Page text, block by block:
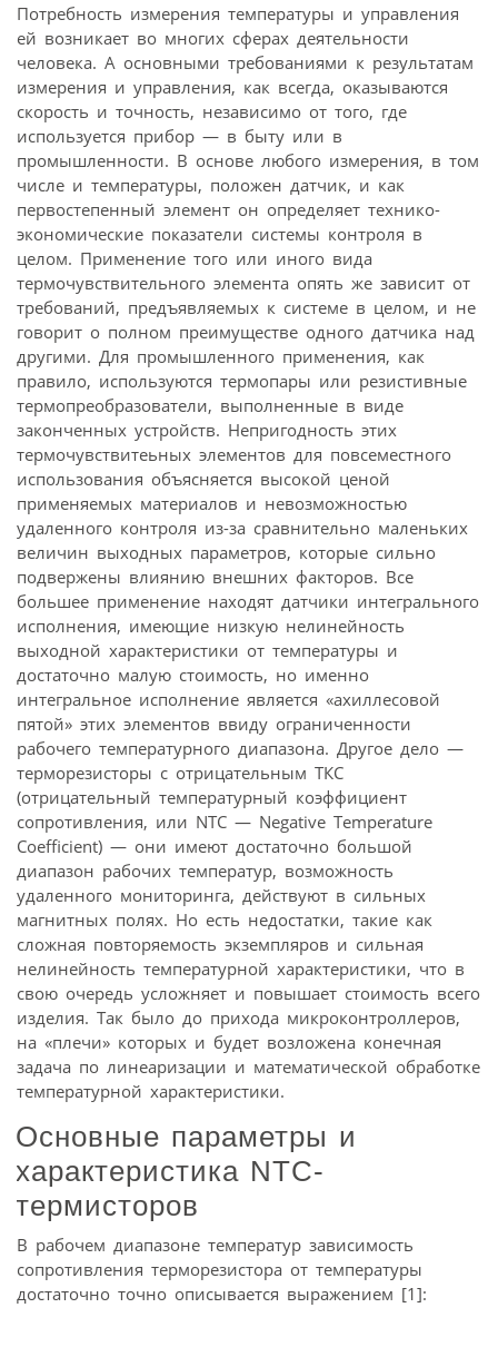
Потребность измерения температуры и управления
ей возникает во многих сферах деятельности
человека. А основными требованиями к результатам
измерения и управления, как всегда, оказываются
скорость и точность, независимо от того, где
используется прибор — в быту или в
промышленности. В основе любого измерения, в том
числе и температуры, положен датчик, и как
первостепенный элемент он определяет технико-
экономические показатели системы контроля в
целом. Применение того или иного вида
термочувствительного элемента опять же зависит от
требований, предъявляемых к системе в целом, и не
говорит о полном преимуществе одного датчика над
другими. Для промышленного применения, как
правило, используются термопары или резистивные
термопреобразователи, выполненные в виде
законченных устройств. Непригодность этих
термочувствитеьных элементов для повсеместного
использования объясняется высокой ценой
применяемых материалов и невозможностью
удаленного контроля из-за сравнительно маленьких
величин выходных параметров, которые сильно
подвержены влиянию внешних факторов. Все
большее применение находят датчики интегрального
исполнения, имеющие низкую нелинейность
выходной характеристики от температуры и
достаточно малую стоимость, но именно
интегральное исполнение является «ахиллесовой
пятой» этих элементов ввиду ограниченности
рабочего температурного диапазона. Другое дело —
терморезисторы с отрицательным ТКС
(отрицательный температурный коэффициент
сопротивления, или NTC — Negative Temperature
Coefficient) — они имеют достаточно большой
диапазон рабочих температур, возможность
удаленного мониторинга, действуют в сильных
магнитных полях. Но есть недостатки, такие как
сложная повторяемость экземпляров и сильная
нелинейность температурной характеристики, что в
свою очередь усложняет и повышает стоимость всего
изделия. Так было до прихода микроконтроллеров,
на «плечи» которых и будет возложена конечная
задача по линеаризации и математической обработке
температурной характеристики.
Основные параметры и
характеристика NTC-
термисторов
В рабочем диапазоне температур зависимость
сопротивления терморезистора от температуры
достаточно точно описывается выражением [1]: